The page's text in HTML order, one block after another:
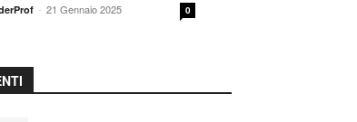
- 21 Gennaio 2025 0